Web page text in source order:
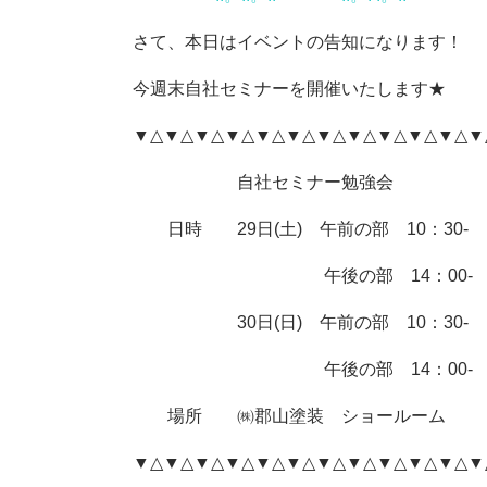
さて、本日はイベントの告知になります！
今週末自社セミナーを開催いたします★
自社セミナー勉強会
日時 29日(土) 午前の部 10：30-
午後の部 14：00-
30日(日) 午前の部 10：30-
午後の部 14：00-
場所 ㈱郡山塗装 ショールーム